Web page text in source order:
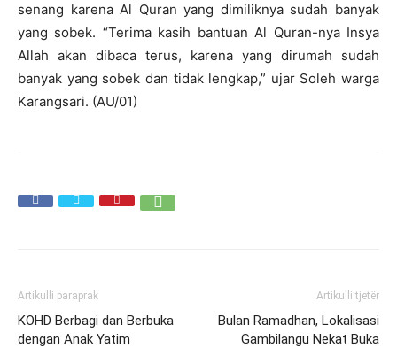
senang karena Al Quran yang dimiliknya sudah banyak
yang sobek. “Terima kasih bantuan Al Quran-nya Insya
Allah akan dibaca terus, karena yang dirumah sudah
banyak yang sobek dan tidak lengkap,” ujar Soleh warga
Karangsari. (AU/01)
Artikulli paraprak
KOHD Berbagi dan Berbuka
dengan Anak Yatim
Artikulli tjetër
Bulan Ramadhan, Lokalisasi
Gambilangu Nekat Buka